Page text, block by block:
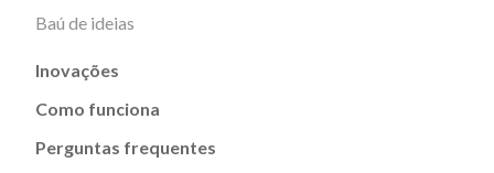
Baú de ideias
Inovações
Como funciona
Perguntas frequentes